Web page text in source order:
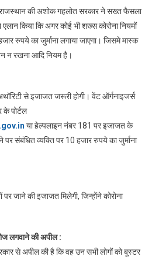
सरकार
ने
बढ़ाई
सख्ती,
तोड़े
लगेगा
10
की अशोक गहलोत सरकार ने सख्त फैसला
किया कि अगर कोई भी शख्स कोरोना नियमों
रुपये का जुर्माना लगाया जाएगा। जिसमे मास्क
न रखना आदि नियम है।
से इजाजत जरूरी होगी। वेंट ऑर्गनाइजर्स
के पोर्टल
या हेल्पलाइन नंबर 181 पर इजाजत के
संबंधित व्यक्ति पर 10 हजार रुपये का जुर्माना
पर जाने की इजाजत मिलेगी, जिन्होंने कोरोना
लगवाने की अपील :
से अपील की है कि वह उन सभी लोगों को बूस्टर